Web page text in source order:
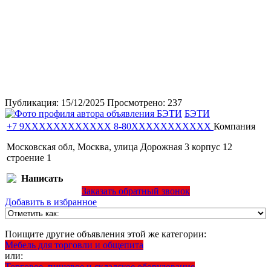
Публикация: 15/12/2025 Просмотрено: 237
БЭТИ
+7 9XXXXXXXXXXXX 8-80XXXXXXXXXXX Компания
Московская обл, Москва, улица Дорожная 3 корпус 12
строение 1
Написать
Заказать обратный звонок
Добавить в избранное
Поищите другие объявления этой же категории:
Мебель для торговли и общепита
или: